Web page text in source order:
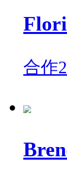
合作